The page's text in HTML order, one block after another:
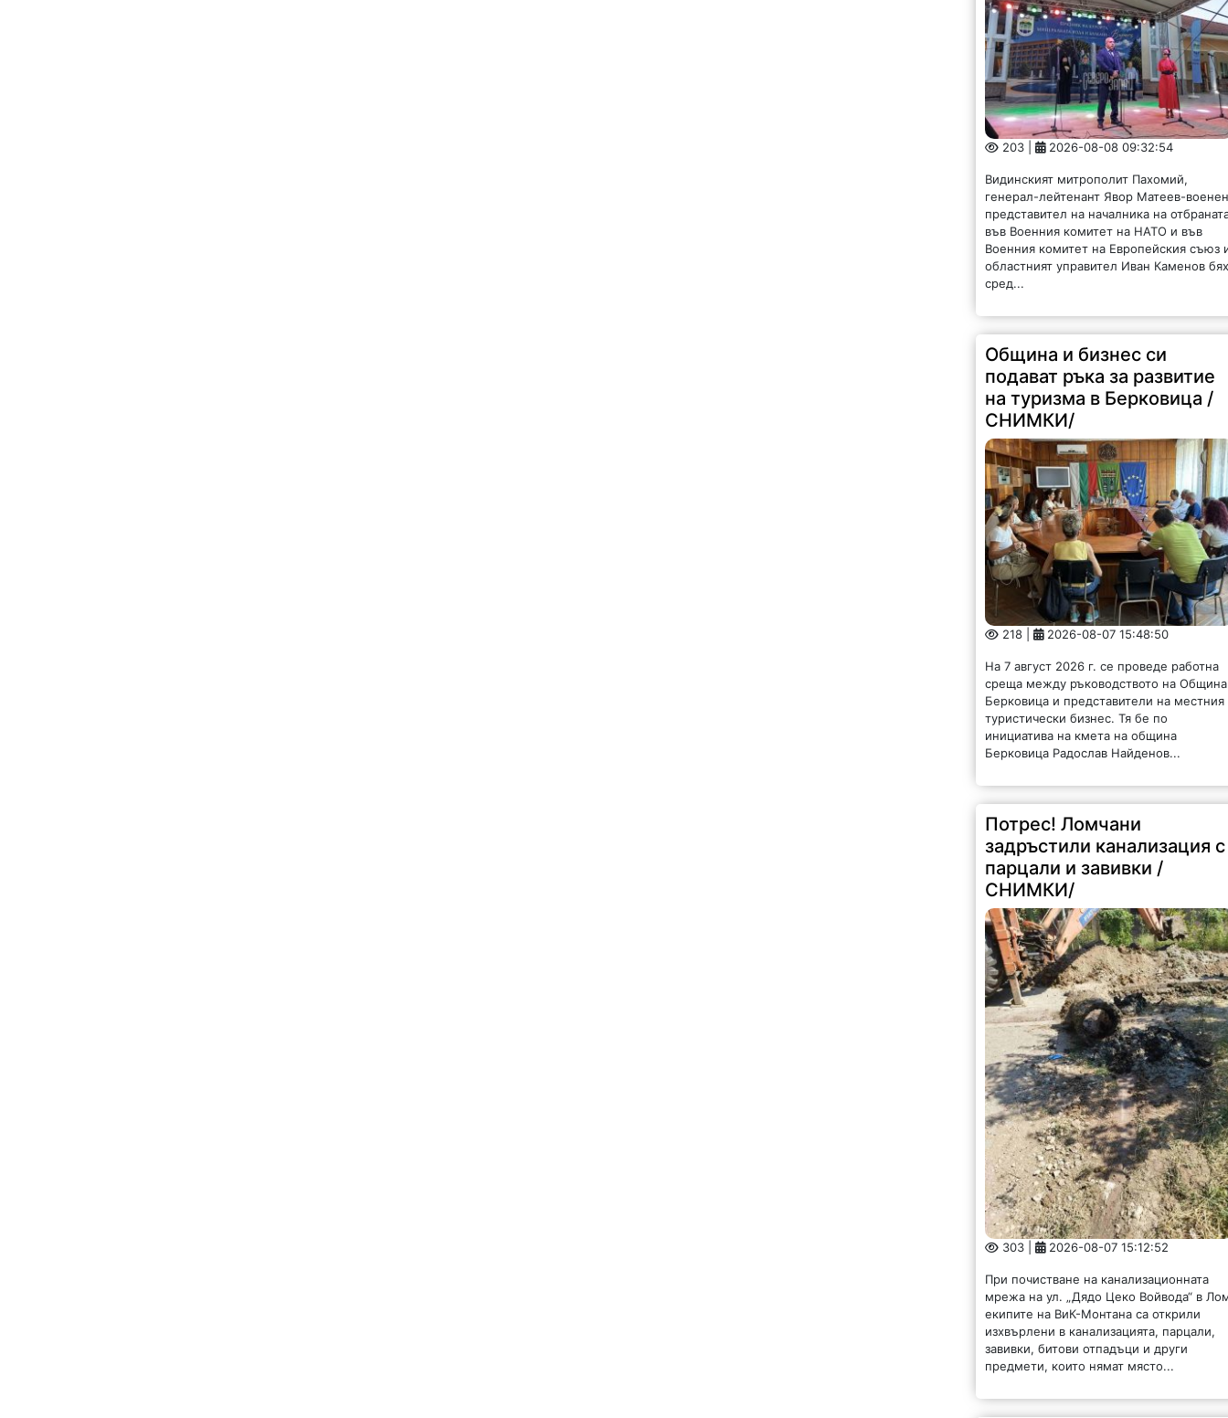
203 | 2026-08-08 09:32:54
Видинският митрополит Пахомий,
генерал-лейтенант Явор Матеев-
представител на началника на
във Военния комитет на НАТО и във
Военния комитет на Европейския съюз
областният управител Иван Каменов
сред...
Община и бизнес си
подават ръка за развитие
на туризма в Берковица /
СНИМКИ/
218 | 2026-08-07 15:48:50
На 7 август 2026 г. се проведе работна
среща между ръководството на Община
Берковица и представители на местния
туристически бизнес. Тя бе по
инициатива на кмета на община
Берковица Радослав Найденов...
Потрес! Ломчани
задръстили канализация с
парцали и завивки /
СНИМКИ/
303 | 2026-08-07 15:12:52
При почистване на канализационната
мрежа на ул. „Дядо Цеко Войвода“ в
екипите на ВиК-Монтана са открили
изхвърлени в канализацията, парцали,
завивки, битови отпадъци и други
предмети, които нямат място...